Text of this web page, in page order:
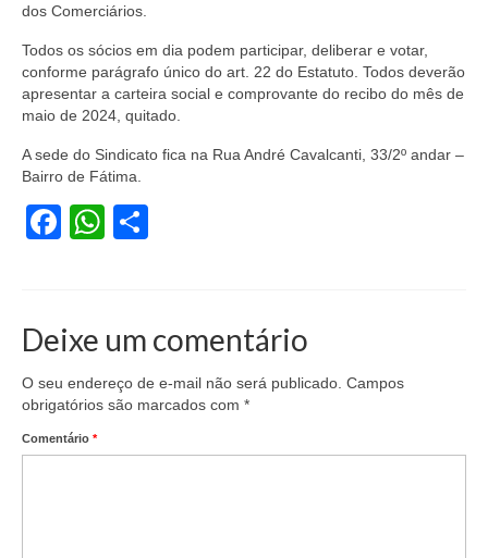
Homologações
Jurídico
Declarações
Saúde
Aplicativo Comerciários RJ
Acordo de Feriado para Empresas
BENEFÍCIOS
Sede social
dos Comerciários.
Todos os sócios em dia podem participar, deliberar e votar,
conforme parágrafo único do art. 22 do Estatuto. Todos deverão
apresentar a carteira social e comprovante do recibo do mês de
maio de 2024, quitado.
A sede do Sindicato fica na Rua André Cavalcanti, 33/2º andar –
Bairro de Fátima.
Facebook
WhatsApp
Deixe um comentário
O seu endereço de e-mail não será publicado. Campos
obrigatórios são marcados com *
Comentário *